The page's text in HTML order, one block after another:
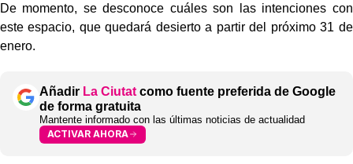
De momento, se desconoce cuáles son las intenciones con
este espacio, que quedará desierto a partir del próximo 31 de
enero.
Añadir La Ciutat como fuente preferida de Google
de forma gratuita
Mantente informado con las últimas noticias de actualidad
ACTIVAR AHORA